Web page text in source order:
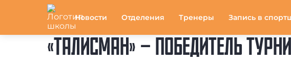
Новости Отделения Тренеры Запись в
«ТАЛИСМАН» – ПОБЕДИТЕЛЬ